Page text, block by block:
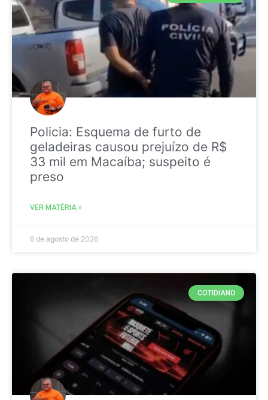
Policia: Esquema de furto de
geladeiras causou prejuízo de R$
33 mil em Macaíba; suspeito é
preso
VER MATÉRIA »
6 de agosto de 2026
COTIDIANO